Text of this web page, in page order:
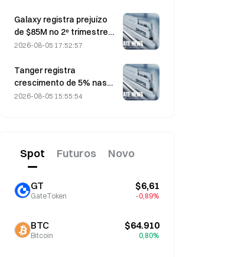
em meio à volatilidade do
mercado
Galaxy registra prejuízo
de $85M no 2º trimestre
de 2026; receita fica US$
esperado, ação cai 7,23%
2026-08-05 17:52:57
Tanger registra
crescimento de 5% nas
vendas, impulsionado pelo
2026-08-05 15:55:54
Spot Futuros Novo
GT
GateToken
$6,61
-0,89%
BTC
Bitcoin
$64.910
0,80%